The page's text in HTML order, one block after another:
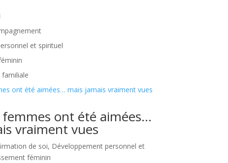
et spirituel
familiale
femmes ont été aimées…
vraiment vues
de soi, Développement personnel et
féminin